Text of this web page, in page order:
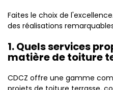
Faites le choix de
des réalisations
1. Quels services
matière de toiture
CDCZ offre une gamme